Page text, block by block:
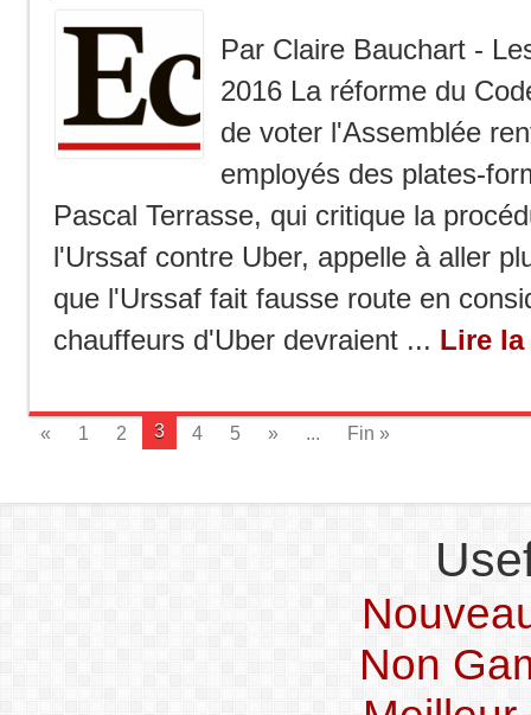
Par Claire Bauchart -
2016 La réforme du
de voter l'Assemblée
employés des plates-
Pascal Terrasse, qui critique la
l'Urssaf contre Uber, appelle à aller
que l'Urssaf fait fausse route en
chauffeurs d'Uber devraient ... Lire
« 1 2 3 4 5 » ... Fin »
Non